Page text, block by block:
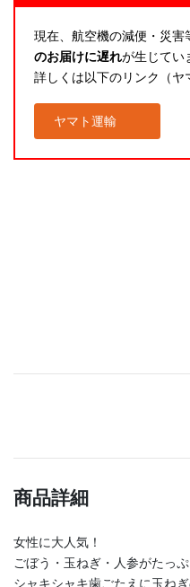
現在、航空機の減便・災害
のお届けに遅れが生じてい
詳しくは以下のリンク（ヤ
ヤマト運輸
商品詳細
女性に大人気！
ごぼう・玉ねぎ・人参がたっぷ
シャキシャキ歯ごたえに玉ね